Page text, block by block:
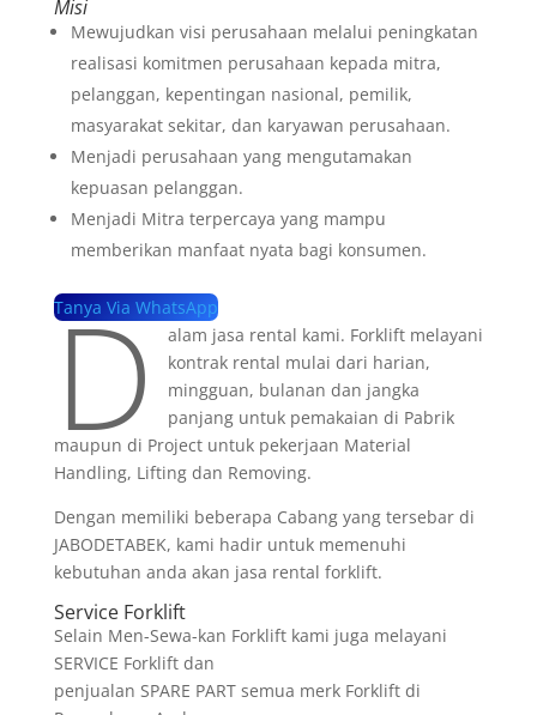
Misi
Mewujudkan visi perusahaan melalui peningkatan
realisasi komitmen perusahaan kepada mitra,
pelanggan, kepentingan nasional, pemilik,
masyarakat sekitar, dan karyawan perusahaan.
Menjadi perusahaan yang mengutamakan
kepuasan pelanggan.
Menjadi Mitra terpercaya yang mampu
memberikan manfaat nyata bagi konsumen.
Tanya Via WhatsApp
D
alam jasa rental kami. Forklift melayani
kontrak rental mulai dari harian,
mingguan, bulanan dan jangka
panjang untuk pemakaian di Pabrik
maupun di Project untuk pekerjaan Material
Handling, Lifting dan Removing.
Dengan memiliki beberapa Cabang yang tersebar di
JABODETABEK, kami hadir untuk memenuhi
kebutuhan anda akan jasa rental forklift.
Service Forklift
Selain Men-Sewa-kan Forklift kami juga melayani
SERVICE Forklift dan
penjualan SPARE PART semua merk Forklift di